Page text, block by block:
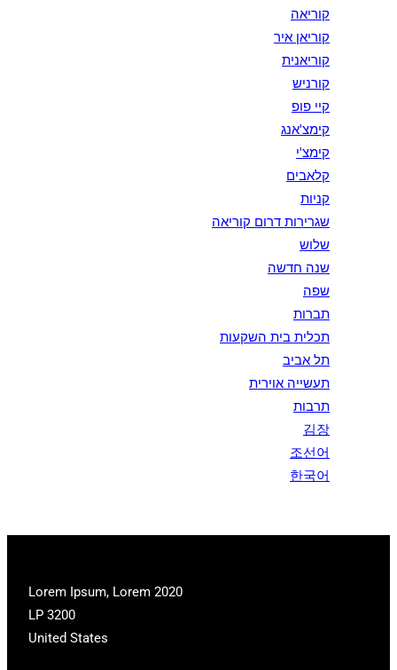
קוריאה
קוריאן איר
קוריאנית
קורניש
קיי פופ
קימצ'אנג
קימצ'י
קלאבים
קניות
שגרירות דרום קוריאה
שלוש
שנה חדשה
שפה
תברות
תכלית בית השקעות
תל אביב
תעשייה אוירית
תרבות
김장
조선어
한국어
2020 Lorem Ipsum, Lorem
LP 3200
United States